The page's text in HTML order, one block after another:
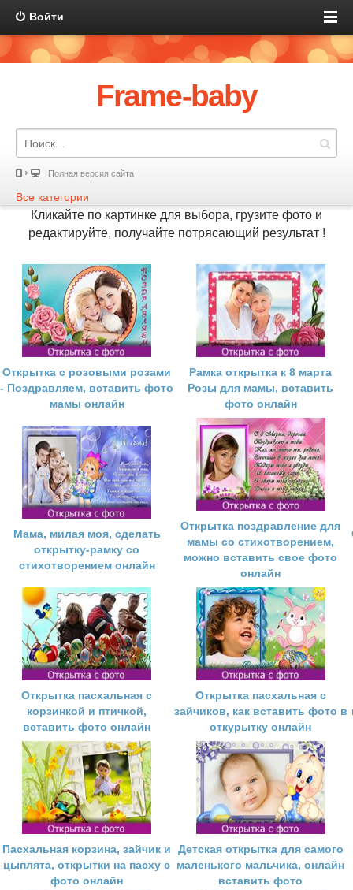
Войти
Frame-baby
Полная версия сайта
Все категории
Кликайте по картинке для выбора, грузите фото и
редактируйте, получайте потрясающий результат !
Открытка с розовыми розами
- Поздравляем, вставить фото
мамы онлайн
Рамка открытка к 8 марта
Розы для мамы, вставить
фото онлайн
Мама, милая моя, сделать
открытку-рамку со
стихотворением онлайн
Открытка поздравление для
мамы со стихотворением,
можно вставить свое фото
онлайн
Открытка пасхальная с
корзинкой и птичкой,
вставить фото онлайн
Открытка пасхальная с
зайчиков, как вставить фото в
откурытку онлайн
Пасхальная корзина, зайчик и
цыплята, открытки на пасху с
фото онлайн
Детская открытка для самого
маленького мальчика, онлайн
вставить фото